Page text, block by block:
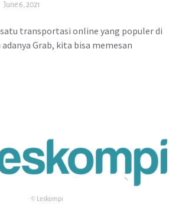
June 6, 2021
transportasi online yang populer di
Grab, kita bisa memesan
© Leskompi